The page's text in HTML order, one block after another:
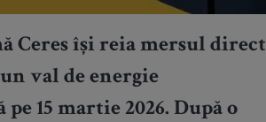
Ceres își reia mersul direct
val de energie
15 martie 2026. După o